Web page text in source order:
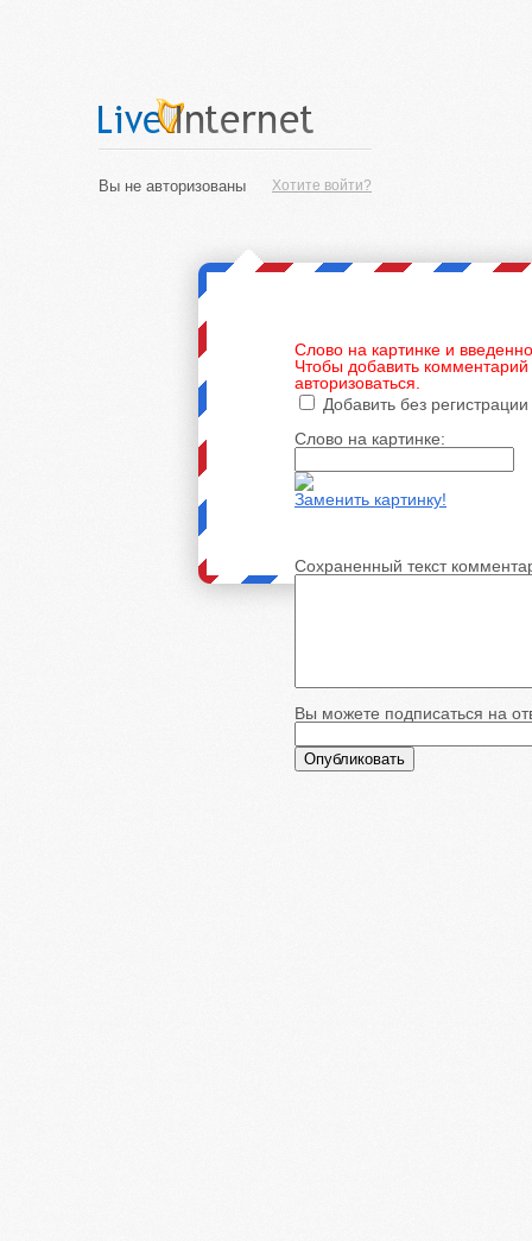
Хотите войти?
Вы не авторизованы
Слово на картинке и
Чтобы добавить комментарий
авторизоваться.
Добавить без регистрации
Слово на картинке:
Заменить картинку!
Сохраненный текст
Вы можете подписаться на